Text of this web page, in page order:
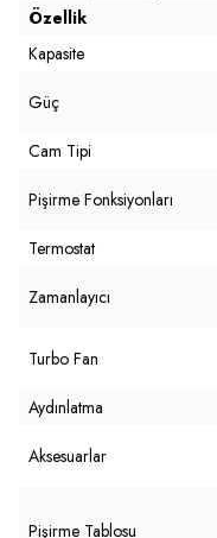
Özellik
Kapasite
Güç
Cam Tipi
Pişirme Fonksiyonları
Termostat
Zamanlayıcı
Turbo Fan
Aydınlatma
Aksesuarlar
Pişirme Tablosu